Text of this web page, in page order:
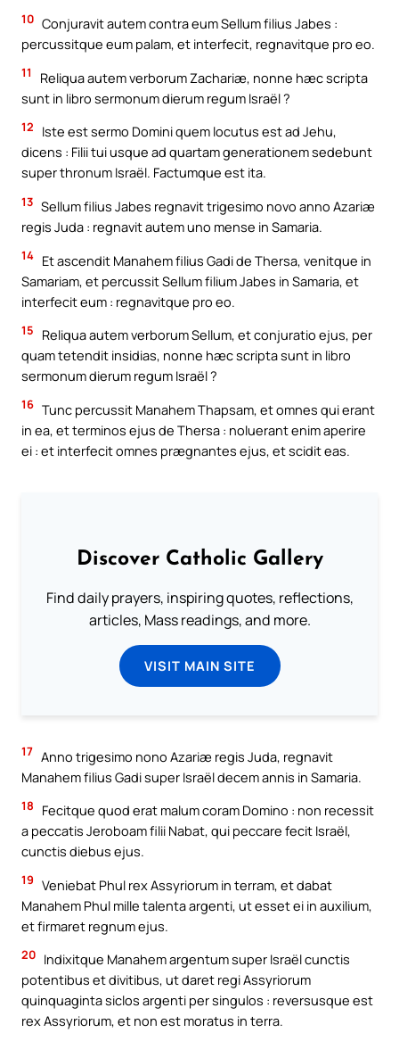
10 Conjuravit autem contra eum Sellum filius Jabes :
percussitque eum palam, et interfecit, regnavitque pro eo.
11
Reliqua autem verborum Zachariæ, nonne hæc scripta
sunt in libro sermonum dierum regum Israël ?
12
Iste est sermo Domini quem locutus est ad Jehu,
dicens : Filii tui usque ad quartam generationem sedebunt
super thronum Israël. Factumque est ita.
13 Sellum filius Jabes regnavit trigesimo novo anno Azariæ
regis Juda : regnavit autem uno mense in Samaria.
14 Et ascendit Manahem filius Gadi de Thersa, venitque in
Samariam, et percussit Sellum filium Jabes in Samaria, et
interfecit eum : regnavitque pro eo.
15
Reliqua autem verborum Sellum, et conjuratio ejus, per
quam tetendit insidias, nonne hæc scripta sunt in libro
sermonum dierum regum Israël ?
16 Tunc percussit Manahem Thapsam, et omnes qui erant
in ea, et terminos ejus de Thersa : noluerant enim aperire
ei : et interfecit omnes prægnantes ejus, et scidit eas.
Discover Catholic Gallery
Find daily prayers, inspiring quotes, reflections,
articles, Mass readings, and more.
VISIT MAIN SITE
17 Anno trigesimo nono Azariæ regis Juda, regnavit
Manahem filius Gadi super Israël decem annis in Samaria.
18
Fecitque quod erat malum coram Domino : non recessit
a peccatis Jeroboam filii Nabat, qui peccare fecit Israël,
cunctis diebus ejus.
19 Veniebat Phul rex Assyriorum in terram, et dabat
Manahem Phul mille talenta argenti, ut esset ei in auxilium,
et firmaret regnum ejus.
20 Indixitque Manahem argentum super Israël cunctis
potentibus et divitibus, ut daret regi Assyriorum
quinquaginta siclos argenti per singulos : reversusque est
rex Assyriorum, et non est moratus in terra.